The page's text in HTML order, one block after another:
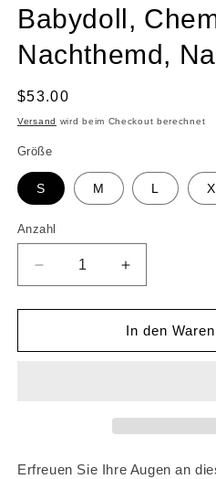
Babydoll,
Nachthemd,
Normaler
Preis
$53.00
Versand wird beim Checkout berechnet
Größe
S M L
Anzahl
Anzahl
Verringere
die
Menge
Damen
Nachthemd,
Erhöhe
die
Menge
für
Damen
Nachthemd,
In den
Erfreuen Sie Ihre Augen an